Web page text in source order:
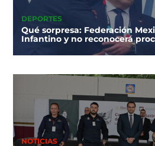
DEPORTES
Qué sorpresa: Federación
Infantino y no reconocerá
NOTICIAS